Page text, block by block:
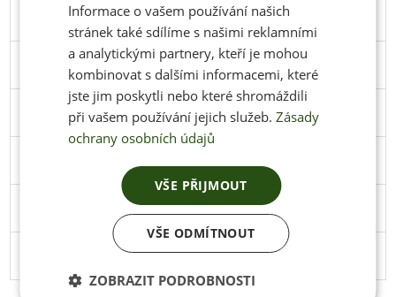
286 106
291 106 Stáhnout
297 108 Stáhnout
313 114
319 119
Informace o vašem používání našich
stránek také sdílíme s našimi reklamními
a analytickými partnery, kteří je mohou
kombinovat s dalšími informacemi, které
jste jim poskytli nebo které shromáždili
při vašem používání jejich služeb. Zásady
ochrany osobních údajů
VŠE PŘIJMOUT
VŠE ODMÍTNOUT
ZOBRAZIT PODROBNOSTI